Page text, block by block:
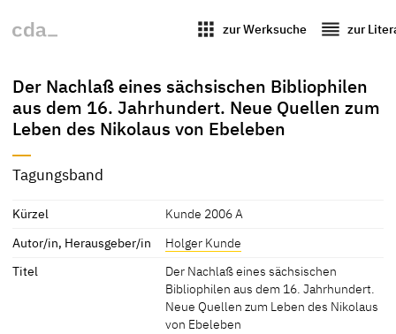
apps zur Werksuche reorder zur
Der Nachlaß eines sächsischen Bibliophilen
aus dem 16. Jahrhundert. Neue Quellen zum
Leben des Nikolaus von Ebeleben
Tagungsband
Kürzel
Kunde 2006 A
Autor/in, Herausgeber/in
Holger Kunde
Titel
Der Nachlaß eines sächsischen
Bibliophilen aus dem 16. Jahrhundert.
Neue Quellen zum Leben des Nikolaus
von Ebeleben